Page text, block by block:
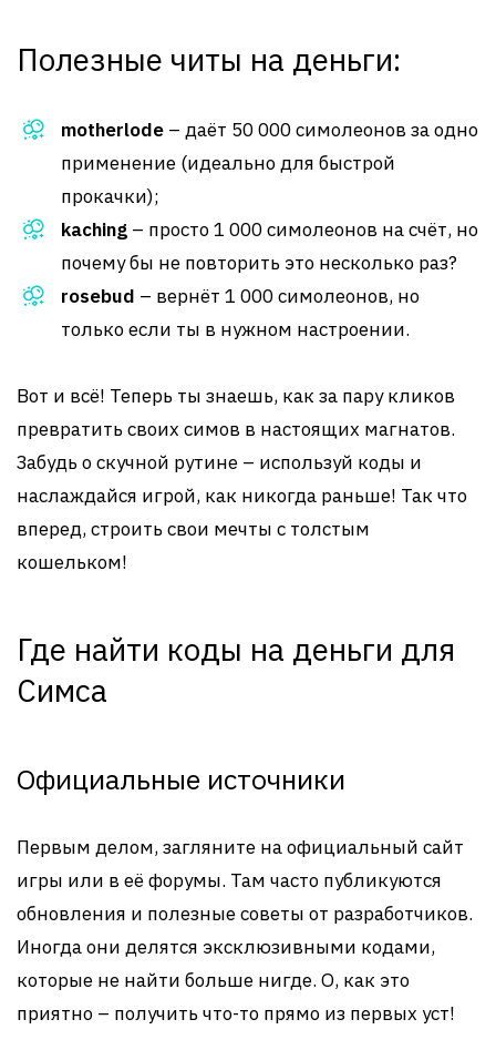
Полезные читы на деньги:
motherlode – даёт 50 000 симолеонов за одно
применение (идеально для быстрой
прокачки);
kaching – просто 1 000 симолеонов на счёт, но
почему бы не повторить это несколько раз?
rosebud – вернёт 1 000 симолеонов, но
только если ты в нужном настроении.
Вот и всё! Теперь ты знаешь, как за пару кликов
превратить своих симов в настоящих магнатов.
Забудь о скучной рутине – используй коды и
наслаждайся игрой, как никогда раньше! Так что
вперед, строить свои мечты с толстым
кошельком!
Где найти коды на деньги для
Симса
Официальные источники
Первым делом, загляните на официальный сайт
игры или в её форумы. Там часто публикуются
обновления и полезные советы от разработчиков.
Иногда они делятся эксклюзивными кодами,
которые не найти больше нигде. О, как это
приятно – получить что-то прямо из первых уст!